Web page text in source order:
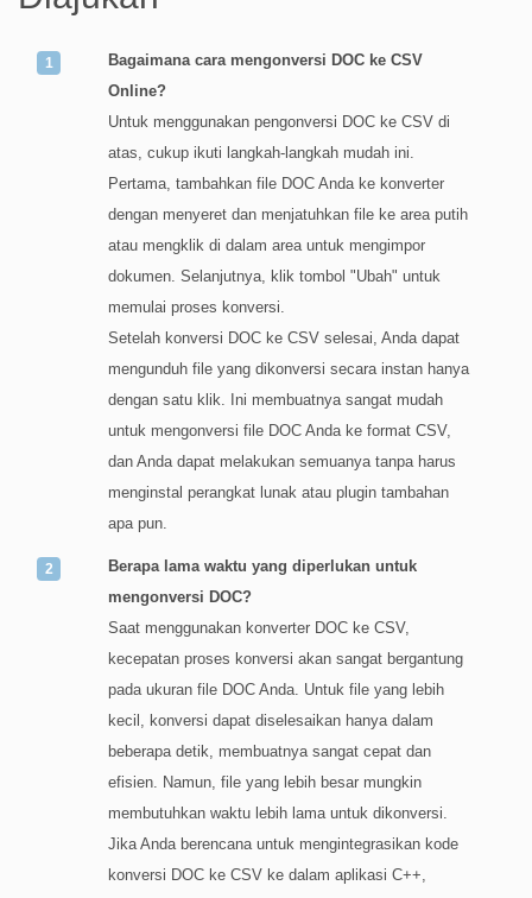
Bagaimana cara mengonversi DOC ke CSV
Online?
Untuk menggunakan pengonversi DOC ke CSV di
atas, cukup ikuti langkah-langkah mudah ini.
Pertama, tambahkan file DOC Anda ke konverter
dengan menyeret dan menjatuhkan file ke area putih
atau mengklik di dalam area untuk mengimpor
dokumen. Selanjutnya, klik tombol "Ubah" untuk
memulai proses konversi.
Setelah konversi DOC ke CSV selesai, Anda dapat
mengunduh file yang dikonversi secara instan hanya
dengan satu klik. Ini membuatnya sangat mudah
untuk mengonversi file DOC Anda ke format CSV,
dan Anda dapat melakukan semuanya tanpa harus
menginstal perangkat lunak atau plugin tambahan
apa pun.
Berapa lama waktu yang diperlukan untuk
mengonversi DOC?
Saat menggunakan konverter DOC ke CSV,
kecepatan proses konversi akan sangat bergantung
pada ukuran file DOC Anda. Untuk file yang lebih
kecil, konversi dapat diselesaikan hanya dalam
beberapa detik, membuatnya sangat cepat dan
efisien. Namun, file yang lebih besar mungkin
membutuhkan waktu lebih lama untuk dikonversi.
Jika Anda berencana untuk mengintegrasikan kode
konversi DOC ke CSV ke dalam aplikasi C++,